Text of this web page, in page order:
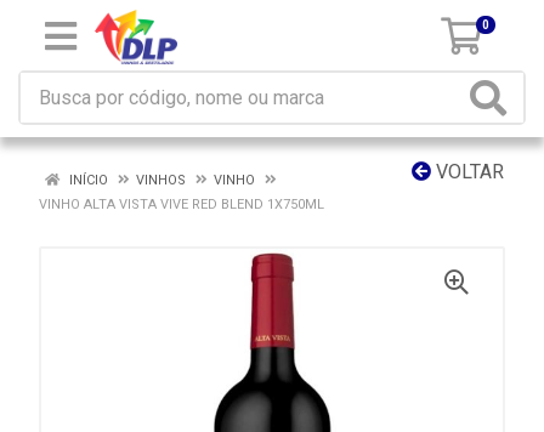
0
VOLTAR
INÍCIO VINHOS
VINHO
VINHO ALTA VISTA VIVE RED BLEND 1X750ML